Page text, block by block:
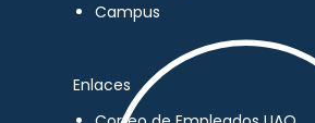
Campus
Enlaces